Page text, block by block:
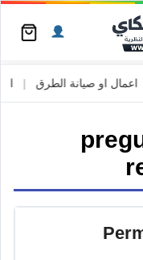
اعمال او صيانة الطرق